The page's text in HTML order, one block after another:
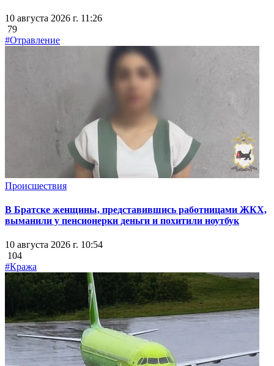
10 августа 2026 г. 11:26
79
#Отравление
Происшествия
В Братске женщины, представившись работницами ЖКХ,
выманили у пенсионерки деньги и похитили ноутбук
10 августа 2026 г. 10:54
104
#Кража